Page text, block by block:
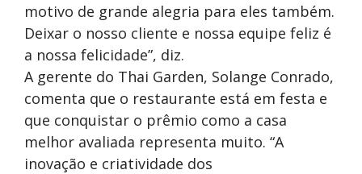
motivo de grande alegria para eles também.
Deixar o nosso cliente e nossa equipe feliz é
a nossa felicidade”, diz.
A gerente do Thai Garden, Solange Conrado,
comenta que o restaurante está em festa e
que conquistar o prêmio como a casa
melhor avaliada representa muito. “A
inovação e criatividade dos